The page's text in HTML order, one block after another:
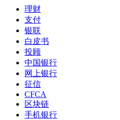
理财
支付
银联
白皮书
投顾
中国银行
网上银行
征信
CFCA
区块链
手机银行